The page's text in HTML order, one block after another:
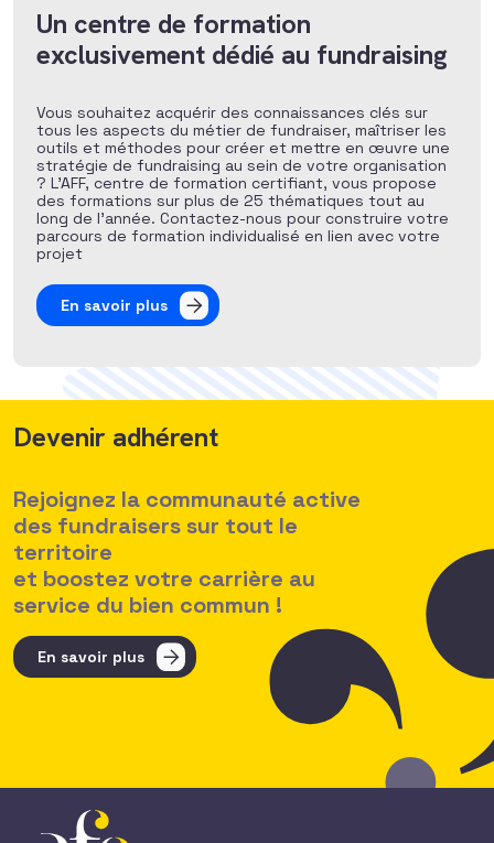
Un centre de formation
exclusivement dédié au fundraising
Vous souhaitez acquérir des connaissances clés sur
tous les aspects du métier de fundraiser, maîtriser les
outils et méthodes pour créer et mettre en œuvre une
stratégie de fundraising au sein de votre organisation
? L’AFF, centre de formation certifiant, vous propose
des formations sur plus de 25 thématiques tout au
long de l’année. Contactez-nous pour construire votre
parcours de formation individualisé en lien avec votre
projet
En savoir plus
Devenir adhérent
Rejoignez la communauté active
des fundraisers sur tout le
territoire
et boostez votre carrière au
service du bien commun !
En savoir plus